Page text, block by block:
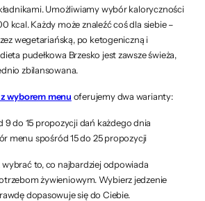
Umożliwiamy wybór kaloryczności
kcal. Każdy może znaleźć coś dla siebie –
wegetariańską, po ketogeniczną i
pudełkowa Brzesko jest zawsze świeża,
zbilansowana.
wyborem menu oferujemy dwa warianty:
9 do 15 propozycji dań każdego dnia
menu spośród 15 do 25 propozycji
to, co najbardziej odpowiada
żywieniowym. Wybierz jedzenie
dopasowuje się do Ciebie.